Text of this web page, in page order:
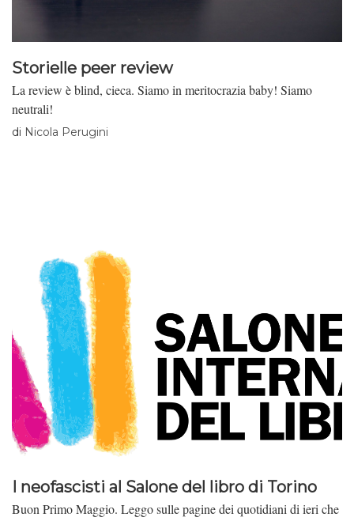
Storielle peer review
La review è blind, cieca. Siamo in meritocrazia baby! Siamo
neutrali!
di Nicola Perugini
I neofascisti al Salone del libro di Torino
Buon Primo Maggio. Leggo sulle pagine dei quotidiani di ieri che